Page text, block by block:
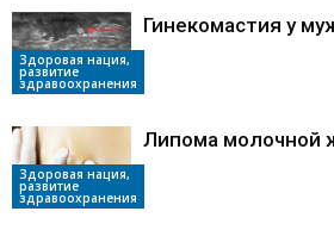
Здоровая нация,
развитие
здравоохранения
Гинекомастия у
Здоровая нация,
развитие
здравоохранения
Липома молочной